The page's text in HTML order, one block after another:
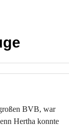
BVB, war
Hertha konnte